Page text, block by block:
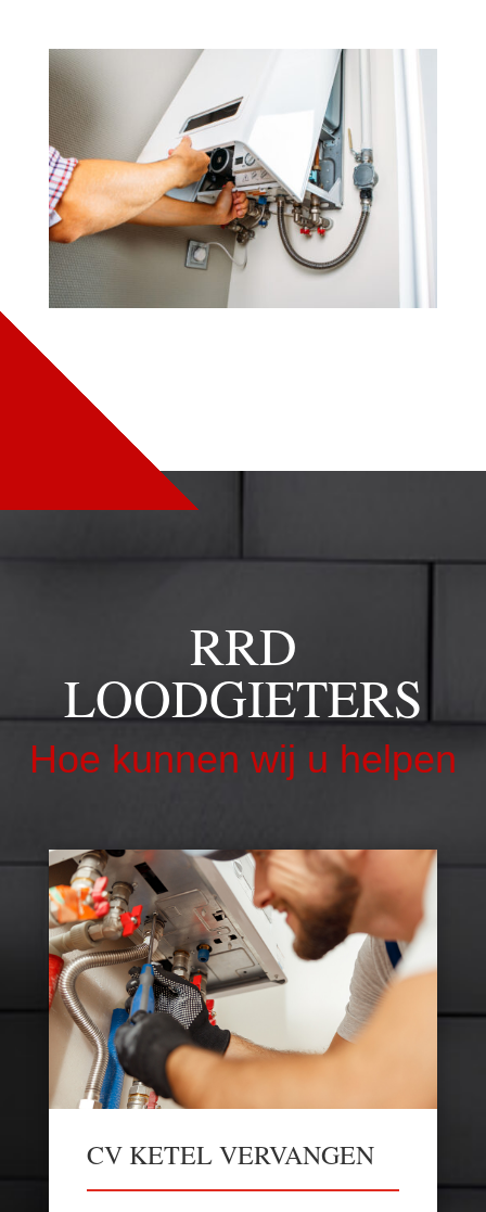
RRD
LOODGIETERS
Hoe kunnen wij u helpen
CV KETEL VERVANGEN